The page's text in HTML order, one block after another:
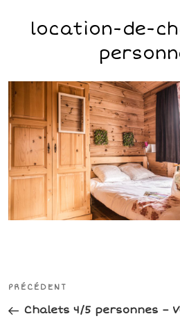
location-de-
Navigation
l’article
Article
précédent
PRÉCÉDENT
Chalets 4/5 personnes –